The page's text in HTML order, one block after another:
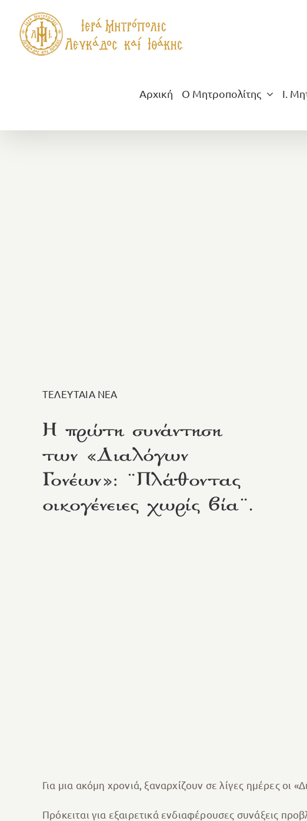
περιεχόμενο
Αρχική Ο Μητροπολίτης Ι.
ΤΕΛΕΥΤΑΙΑ ΝΕΑ
Η πρώτη συνάντηση
των «Διαλόγων
Γονέων»: ¨Πλάθοντας
οικογένειες χωρίς βία¨.
Για μια ακόμη χρονιά, ξαναρχίζουν σε λίγες ημέρες οι
Πρόκειται για εξαιρετικά ενδιαφέρουσες συνάξεις